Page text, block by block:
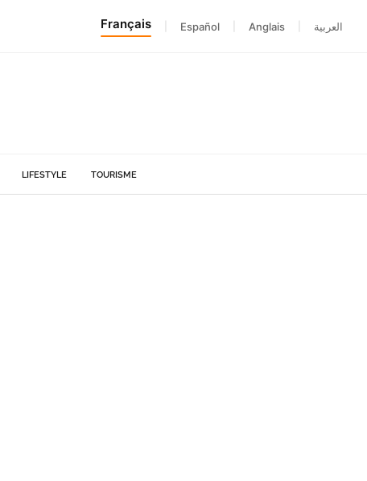
Français Español Anglais العربية
LIFESTYLE TOURISME